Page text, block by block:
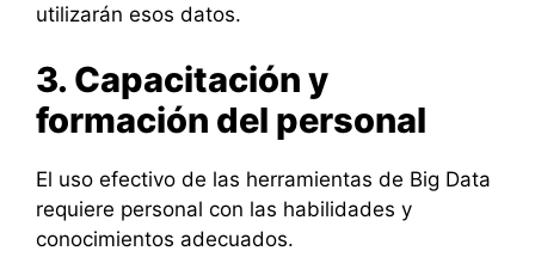
utilizarán esos datos.
3. Capacitación y
formación del personal
El uso efectivo de las herramientas de Big Data
requiere personal con las habilidades y
conocimientos adecuados.